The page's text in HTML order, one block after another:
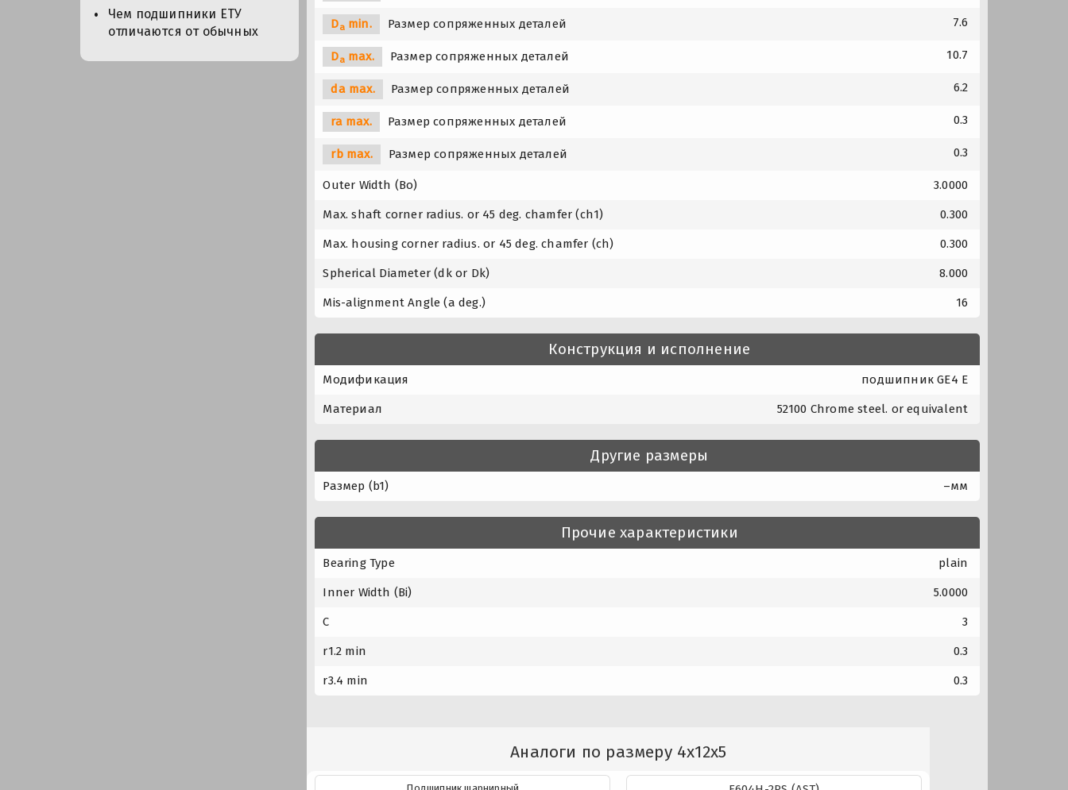
Чем подшипники ЕТУ
отличаются от обычных
Damin. Размер сопряженных деталей 7.6
Damax. Размер сопряженных деталей 10.7
da max. Размер сопряженных деталей 6.2
ra max. Размер сопряженных деталей 0.3
rb max. Размер сопряженных деталей 0.3
Outer Width (Bo) 3.0000
Max. shaft corner radius. or 45 deg. chamfer (ch1) 0.300
Max. housing corner radius. or 45 deg. chamfer (ch) 0.300
Spherical Diameter (dk or Dk) 8.000
Mis-alignment Angle (a deg.) 16
Конструкция и исполнение
Модификация подшипник GE4 E
Материал 52100 Chrome steel. or equivalent
Другие размеры
Размер (b1) –мм
Прочие характеристики
Bearing Type plain
Inner Width (Bi) 5.0000
C 3
r1.2 min 0.3
r3.4 min 0.3
Аналоги по размеру 4x12x5